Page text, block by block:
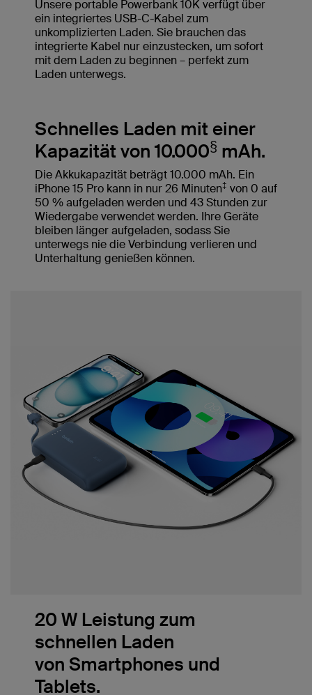
Unsere portable Powerbank 10K verfügt über
ein integriertes USB-C-Kabel zum
unkomplizierten Laden. Sie brauchen das
integrierte Kabel nur einzustecken, um sofort
mit dem Laden zu beginnen – perfekt zum
Laden unterwegs.
Schnelles Laden mit einer
Kapazität von 10.000§ mAh.
Die Akkukapazität beträgt 10.000 mAh. Ein
iPhone 15 Pro kann in nur 26 Minuten‡ von 0 auf
50 % aufgeladen werden und 43 Stunden zur
Wiedergabe verwendet werden. Ihre Geräte
bleiben länger aufgeladen, sodass Sie
unterwegs nie die Verbindung verlieren und
Unterhaltung genießen können.
20 W Leistung zum
schnellen Laden
von Smartphones und
Tablets.